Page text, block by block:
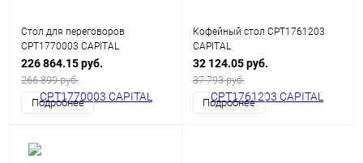
Стол для переговоров
CPT1770003 CAPITAL
226 864.15 руб.
266 899 руб.
Подробнее
Кофейный стол CPT1761203
CAPITAL
32 124.05 руб.
37 793 руб.
Подробнее